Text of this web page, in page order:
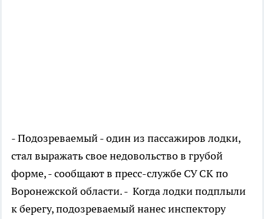
- Подозреваемый - один из пассажиров лодки,
стал выражать свое недовольство в грубой
форме, - сообщают в пресс-службе СУ СК по
Воронежской области. - Когда лодки подплыли
к берегу, подозреваемый нанес инспектору